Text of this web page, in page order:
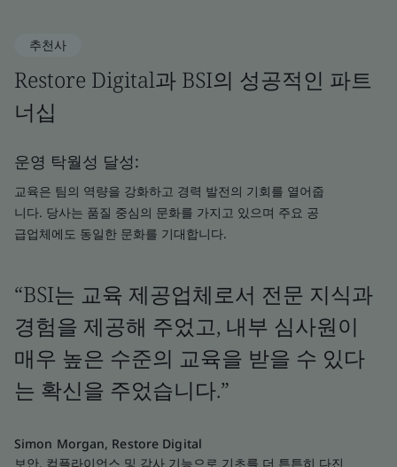
추천사
Restore Digital과 BSI의 성공적인 파트
너십
운영 탁월성 달성:
교육은 팀의 역량을 강화하고 경력 발전의 기회를 열어줍
니다. 당사는 품질 중심의 문화를 가지고 있으며 주요 공
급업체에도 동일한 문화를 기대합니다.
“BSI는 교육 제공업체로서 전문 지식과
경험을 제공해 주었고, 내부 심사원이
매우 높은 수준의 교육을 받을 수 있다
는 확신을 주었습니다.”
Simon Morgan, Restore Digital
보안, 컴플라이언스 및 감사 기능으로 기초를 더 튼튼히 다진